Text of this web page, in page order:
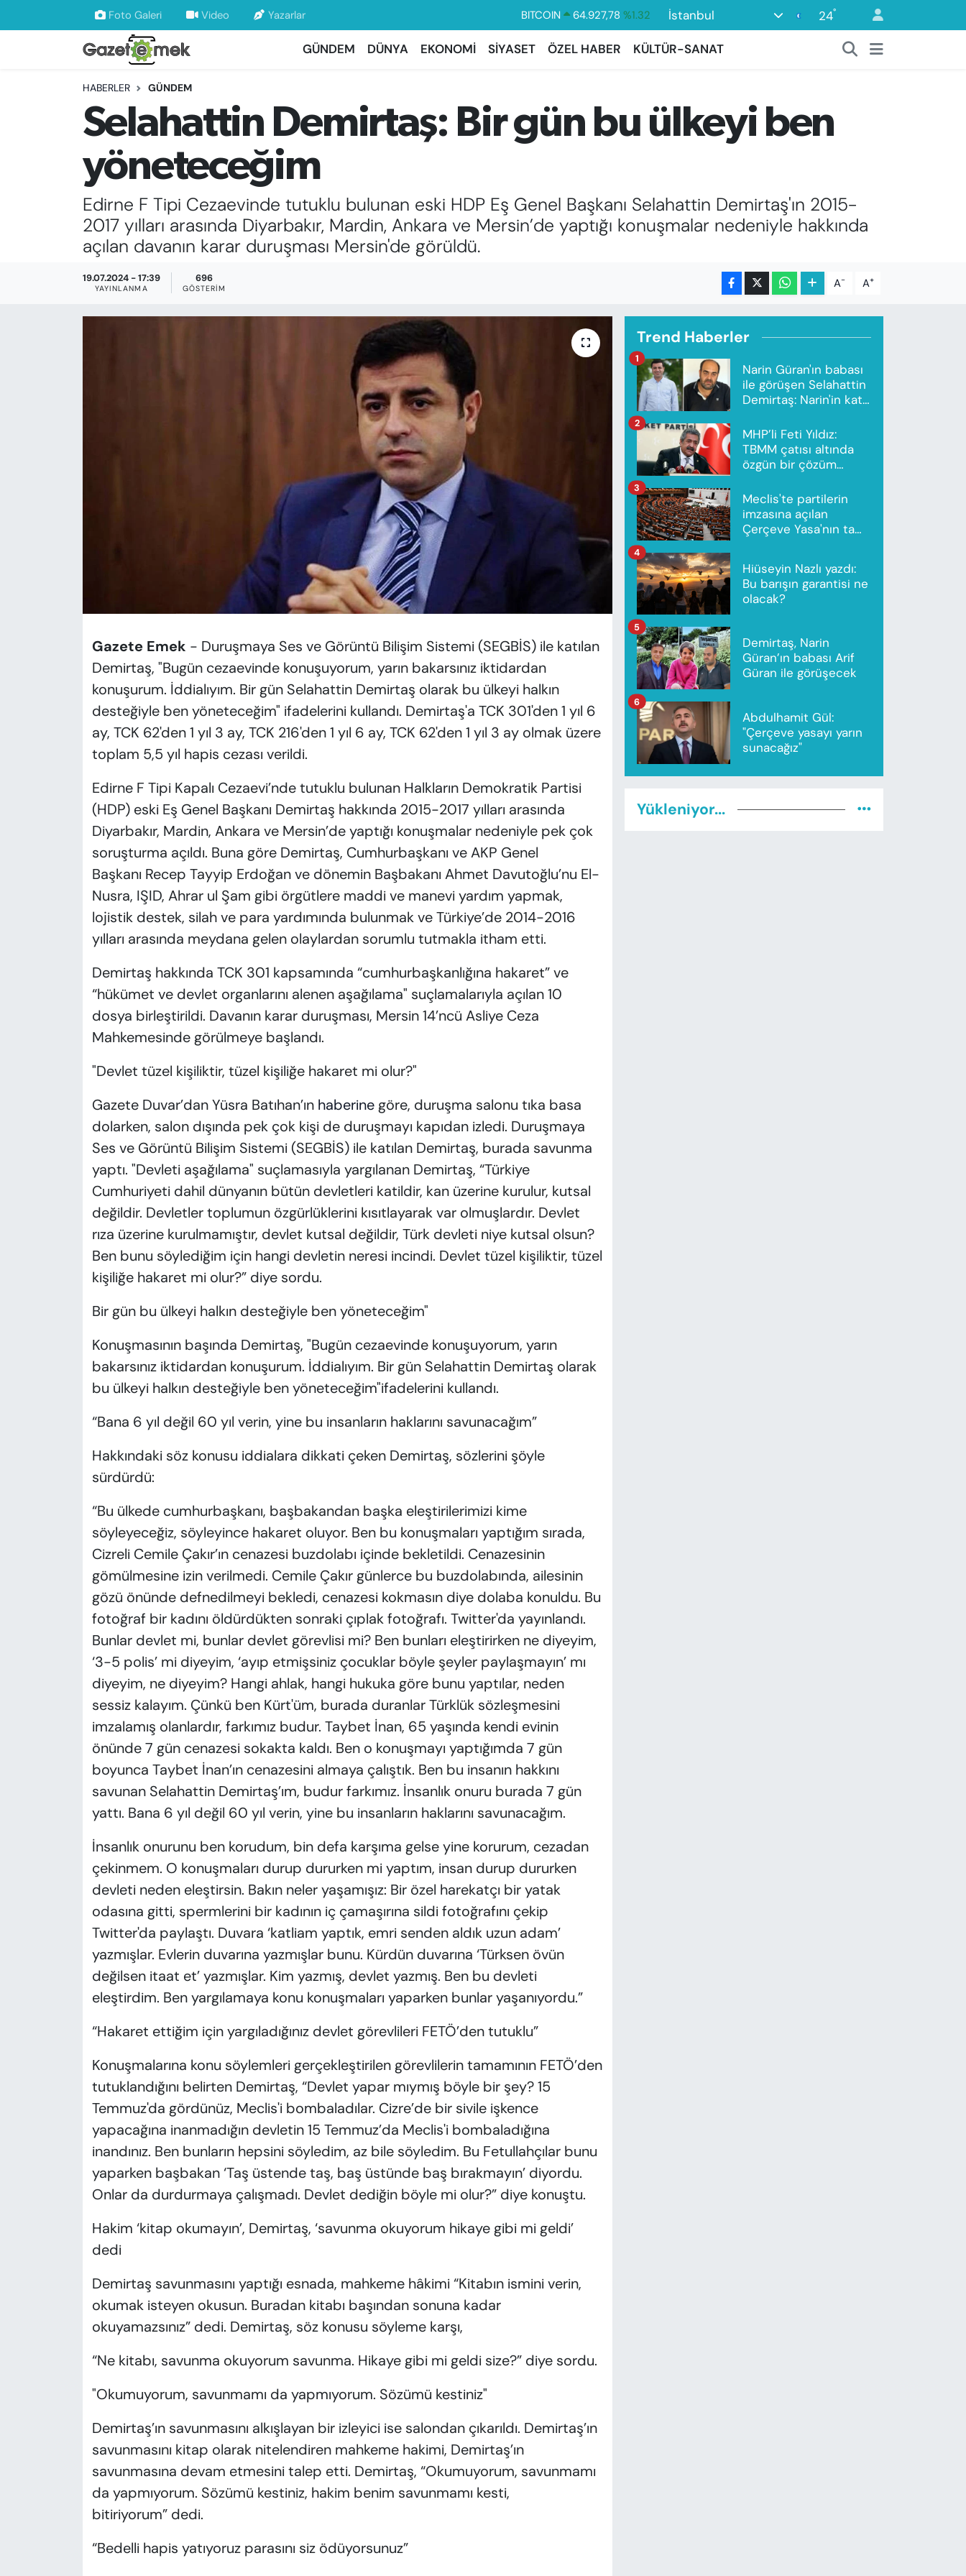
Foto Galeri Video Yazarlar DOLAR 47,5894 %0.08
EURO
55,0398 %-0.02
BİST100
13.703 %11
BITCOIN
İstanbul 24°
GÜNDEM DÜNYA EKONOMİ SİYASET ÖZEL HABER KÜLTÜR-SANAT
HABERLER GÜNDEM
Selahattin Demirtaş: Bir gün bu ülkeyi ben
yöneteceğim
Edirne F Tipi Cezaevinde tutuklu bulunan eski HDP Eş Genel Başkanı Selahattin Demirtaş'ın 2015-
2017 yılları arasında Diyarbakır, Mardin, Ankara ve Mersin’de yaptığı konuşmalar nedeniyle hakkında
açılan davanın karar duruşması Mersin'de görüldü.
19.07.2024 - 17:39
YAYINLANMA
696
GÖSTERIM A- A+
Gazete Emek - Duruşmaya Ses ve Görüntü Bilişim Sistemi (SEGBİS) ile katılan
Demirtaş, "Bugün cezaevinde konuşuyorum, yarın bakarsınız iktidardan
konuşurum. İddialıyım. Bir gün Selahattin Demirtaş olarak bu ülkeyi halkın
desteğiyle ben yöneteceğim" ifadelerini kullandı. Demirtaş'a TCK 301'den 1 yıl 6
ay, TCK 62'den 1 yıl 3 ay, TCK 216'den 1 yıl 6 ay, TCK 62'den 1 yıl 3 ay olmak üzere
toplam 5,5 yıl hapis cezası verildi.
Edirne F Tipi Kapalı Cezaevi’nde tutuklu bulunan Halkların Demokratik Partisi
(HDP) eski Eş Genel Başkanı Demirtaş hakkında 2015-2017 yılları arasında
Diyarbakır, Mardin, Ankara ve Mersin’de yaptığı konuşmalar nedeniyle pek çok
soruşturma açıldı. Buna göre Demirtaş, Cumhurbaşkanı ve AKP Genel
Başkanı Recep Tayyip Erdoğan ve dönemin Başbakanı Ahmet Davutoğlu’nu El-
Nusra, IŞID, Ahrar ul Şam gibi örgütlere maddi ve manevi yardım yapmak,
lojistik destek, silah ve para yardımında bulunmak ve Türkiye’de 2014-2016
yılları arasında meydana gelen olaylardan sorumlu tutmakla itham etti.
Demirtaş hakkında TCK 301 kapsamında “cumhurbaşkanlığına hakaret” ve
“hükümet ve devlet organlarını alenen aşağılama" suçlamalarıyla açılan 10
dosya birleştirildi. Davanın karar duruşması, Mersin 14’ncü Asliye Ceza
Mahkemesinde görülmeye başlandı.
"Devlet tüzel kişiliktir, tüzel kişiliğe hakaret mi olur?"
Gazete Duvar’dan Yüsra Batıhan’ın haberinegöre, duruşma salonu tıka basa
dolarken, salon dışında pek çok kişi de duruşmayı kapıdan izledi. Duruşmaya
Ses ve Görüntü Bilişim Sistemi (SEGBİS) ile katılan Demirtaş, burada savunma
yaptı. "Devleti aşağılama" suçlamasıyla yargılanan Demirtaş, “Türkiye
Cumhuriyeti dahil dünyanın bütün devletleri katildir, kan üzerine kurulur, kutsal
değildir. Devletler toplumun özgürlüklerini kısıtlayarak var olmuşlardır. Devlet
rıza üzerine kurulmamıştır, devlet kutsal değildir, Türk devleti niye kutsal olsun?
Ben bunu söylediğim için hangi devletin neresi incindi. Devlet tüzel kişiliktir, tüzel
kişiliğe hakaret mi olur?” diye sordu.
Bir gün bu ülkeyi halkın desteğiyle ben yöneteceğim"
Konuşmasının başında Demirtaş, "Bugün cezaevinde konuşuyorum, yarın
bakarsınız iktidardan konuşurum. İddialıyım. Bir gün Selahattin Demirtaş olarak
bu ülkeyi halkın desteğiyle ben yöneteceğim"ifadelerini kullandı.
“Bana 6 yıl değil 60 yıl verin, yine bu insanların haklarını savunacağım”
Hakkındaki söz konusu iddialara dikkati çeken Demirtaş, sözlerini şöyle
sürdürdü:
“Bu ülkede cumhurbaşkanı, başbakandan başka eleştirilerimizi kime
söyleyeceğiz, söyleyince hakaret oluyor. Ben bu konuşmaları yaptığım sırada,
Cizreli Cemile Çakır’ın cenazesi buzdolabı içinde bekletildi. Cenazesinin
gömülmesine izin verilmedi. Cemile Çakır günlerce bu buzdolabında, ailesinin
gözü önünde defnedilmeyi bekledi, cenazesi kokmasın diye dolaba konuldu. Bu
fotoğraf bir kadını öldürdükten sonraki çıplak fotoğrafı. Twitter'da yayınlandı.
Bunlar devlet mi, bunlar devlet görevlisi mi? Ben bunları eleştirirken ne diyeyim,
‘3-5 polis’ mi diyeyim, ‘ayıp etmişsiniz çocuklar böyle şeyler paylaşmayın’ mı
diyeyim, ne diyeyim? Hangi ahlak, hangi hukuka göre bunu yaptılar, neden
sessiz kalayım. Çünkü ben Kürt'üm, burada duranlar Türklük sözleşmesini
imzalamış olanlardır, farkımız budur. Taybet İnan, 65 yaşında kendi evinin
önünde 7 gün cenazesi sokakta kaldı. Ben o konuşmayı yaptığımda 7 gün
boyunca Taybet İnan’ın cenazesini almaya çalıştık. Ben bu insanın hakkını
savunan Selahattin Demirtaş’ım, budur farkımız. İnsanlık onuru burada 7 gün
yattı. Bana 6 yıl değil 60 yıl verin, yine bu insanların haklarını savunacağım.
İnsanlık onurunu ben korudum, bin defa karşıma gelse yine korurum, cezadan
çekinmem. O konuşmaları durup dururken mi yaptım, insan durup dururken
devleti neden eleştirsin. Bakın neler yaşamışız: Bir özel harekatçı bir yatak
odasına gitti, spermlerini bir kadının iç çamaşırına sildi fotoğrafını çekip
Twitter'da paylaştı. Duvara ‘katliam yaptık, emri senden aldık uzun adam’
yazmışlar. Evlerin duvarına yazmışlar bunu. Kürdün duvarına ‘Türksen övün
değilsen itaat et’ yazmışlar. Kim yazmış, devlet yazmış. Ben bu devleti
eleştirdim. Ben yargılamaya konu konuşmaları yaparken bunlar yaşanıyordu.”
“Hakaret ettiğim için yargıladığınız devlet görevlileri FETÖ’den tutuklu”
Konuşmalarına konu söylemleri gerçekleştirilen görevlilerin tamamının FETÖ’den
tutuklandığını belirten Demirtaş, “Devlet yapar mıymış böyle bir şey? 15
Temmuz'da gördünüz, Meclis'i bombaladılar. Cizre’de bir sivile işkence
yapacağına inanmadığın devletin 15 Temmuz’da Meclis'i bombaladığına
inandınız. Ben bunların hepsini söyledim, az bile söyledim. Bu Fetullahçılar bunu
yaparken başbakan ‘Taş üstende taş, baş üstünde baş bırakmayın’ diyordu.
Onlar da durdurmaya çalışmadı. Devlet dediğin böyle mi olur?” diye konuştu.
Hakim ‘kitap okumayın’, Demirtaş, ‘savunma okuyorum hikaye gibi mi geldi’
dedi
Demirtaş savunmasını yaptığı esnada, mahkeme hâkimi “Kitabın ismini verin,
okumak isteyen okusun. Buradan kitabı başından sonuna kadar
okuyamazsınız” dedi. Demirtaş, söz konusu söyleme karşı,
“Ne kitabı, savunma okuyorum savunma. Hikaye gibi mi geldi size?” diye sordu.
"Okumuyorum, savunmamı da yapmıyorum. Sözümü kestiniz"
Demirtaş’ın savunmasını alkışlayan bir izleyici ise salondan çıkarıldı. Demirtaş’ın
savunmasını kitap olarak nitelendiren mahkeme hakimi, Demirtaş’ın
savunmasına devam etmesini talep etti. Demirtaş, “Okumuyorum, savunmamı
da yapmıyorum. Sözümü kestiniz, hakim benim savunmamı kesti,
bitiriyorum” dedi.
“Bedelli hapis yatıyoruz parasını siz ödüyorsunuz”
Trend Haberler
Narin Güran'ın babası
ile görüşen Selahattin
Demirtaş: Narin'in katili
1
MHP’li Feti Yıldız:
TBMM çatısı altında
özgün bir çözüm
2
Meclis'te partilerin
imzasına açılan
Çerçeve Yasa'nın tam
3
Hiüseyin Nazlı yazdı:
Bu barışın garantisi ne
olacak?
4
Demirtaş, Narin
Güran’ın babası Arif
Güran ile görüşecek
5
Abdulhamit Gül:
"Çerçeve yasayı yarın
sunacağız"
6
Yükleniyor...
DÜNYA
EKONOMİ
EMEK HABERLERİ
YENİ MEDYADA EMEK GAZETECİLİĞİNİ
GELİŞTİRMEK
FAYDALI BİLGİLER
GÜNDEM
Nöbetçi Eczaneler
Hava Durumu
İstanbul Namaz Vakitleri
Trafik Durumu
Süper Lig Puan Durumu ve Fikstür
Tüm Manşetler
Son Dakika Haberleri